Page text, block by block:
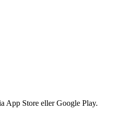
App Store eller Google Play.